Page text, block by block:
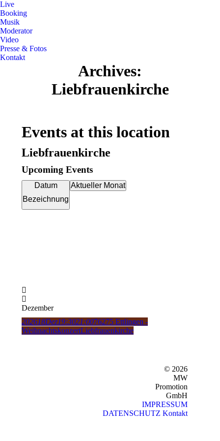
Live
Booking
Musik
Moderator
Video
Presse & Fotos
Kontakt
Archives:
Liebfrauenkirche
Events at this location
Liebfrauenkirche
Upcoming Events
Datum
Bezeichnung
Aktueller Monat
Dezember
202618Dez19:3021:0076275 Ettlingen -
WeihnachtskonzertLiebfrauenkirche
© 2026
MW
Promotion
GmbH
IMPRESSUM
DATENSCHUTZ Kontakt